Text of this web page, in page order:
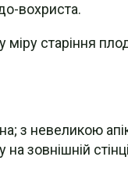
вохриста.
старіння
з невеликою
зовнішній